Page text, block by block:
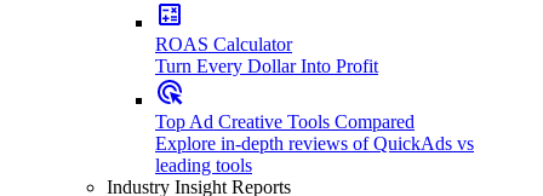
ROAS Calculator
Turn Every Dollar Into Profit
Top Ad Creative Tools Compared
Explore in-depth reviews of QuickAds vs
leading tools
Industry Insight Reports